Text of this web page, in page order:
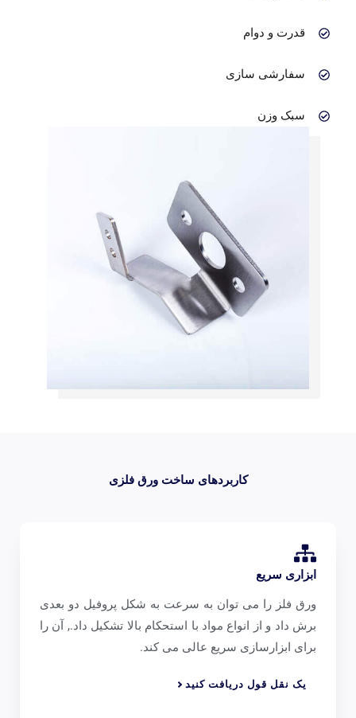
قدرت و دوام
سفارشی سازی
سبک وزن
کاربردهای ساخت ورق فلزی
ابزاری سریع
ورق فلز را می توان به سرعت به شکل پروفیل دو بعدی
برش داد و از انواع مواد با استحکام بالا تشکیل داد., آن را
برای ابزارسازی سریع عالی می کند.
یک نقل قول دریافت کنید